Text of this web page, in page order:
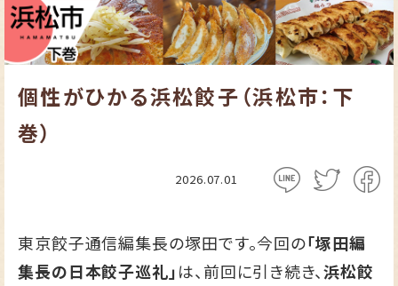
個性がひかる浜松餃子（浜松市：下
巻）
2026.07.01
東京餃子通信編集長の塚田です。今回の「塚田編
集長の日本餃子巡礼」は、前回に引き続き、浜松餃